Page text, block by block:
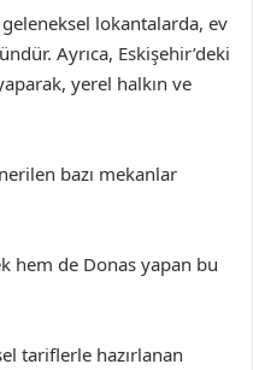
lokantalarda, ev
Ayrıca, Eskişehir’deki
yerel halkın ve
bazı mekanlar
hem de Donas yapan bu
tariflerle hazırlanan